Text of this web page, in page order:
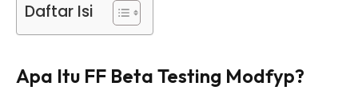
Daftar Isi
Apa Itu FF Beta Testing Modfyp?